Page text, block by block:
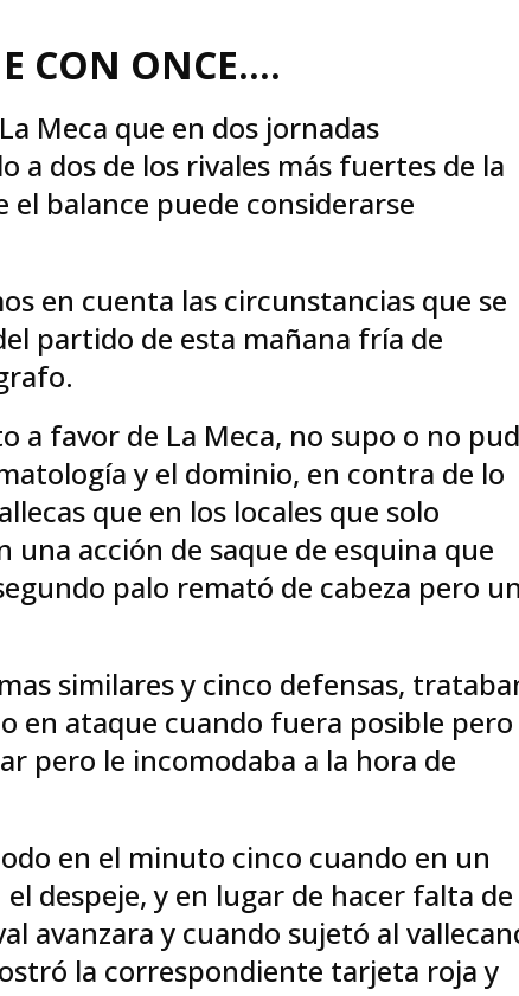
CON ONCE….
Meca que en dos jornadas
a dos de los rivales más fuertes de la
balance puede considerarse
en cuenta las circunstancias que se
partido de esta mañana fría de
a favor de La Meca, no supo o no
y el dominio, en contra de lo
que en los locales que solo
acción de saque de esquina que
palo remató de cabeza pero un
similares y cinco defensas,
en ataque cuando fuera posible pero
pero le incomodaba a la hora de
en el minuto cinco cuando en un
despeje, y en lugar de hacer falta de
avanzara y cuando sujetó al
la correspondiente tarjeta roja y